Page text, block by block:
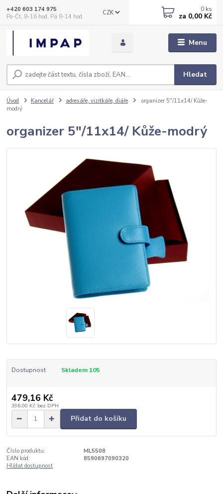
Menu
CZK
Hledat
+420 603 174 975
Po-Čt, 8-16 hod. Pá 8-14 hod.
0 ks
za 0,00 Kč
Úvod Kancelář adresáře, vizitkáře, diáře
organizer 5"/11x14/ Kůže-
modrý
organizer 5"/11x14/ Kůže-modrý
Dostupnost Skladem 105
479,16 Kč
396,00 Kč bez DPH
Přidat do košíku
Číslo produktu:
ML5508
EAN kód:
8590697090320
Hlídat dostupnost